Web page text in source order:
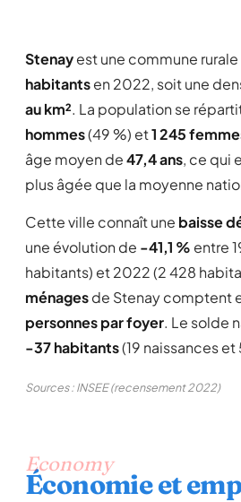
Stenayest une commune
habitantsen 2022, soit une
au km². La population se
hommes(49 %) et1 245
âge moyen de47,4 ans, ce qui
plus âgée que la moyenne
Cette ville connaît une baisse
une évolution de -41,1 % entre
habitants) et 2022 (2 428
ménagesde Stenay comptent
personnes par foyer. Le solde
-37 habitants(19 naissances
Sources : INSEE (recensement 2022)
Economy
Économie et